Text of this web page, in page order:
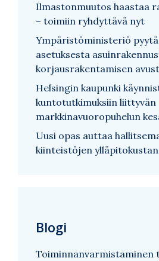
Ilmastonmuutos haastaa
– toimiin ryhdyttävä nyt
Ympäristöministeriö
asetuksesta
korjausrakentamisen
Helsingin kaupunki
kuntotutkimuksiin liittyvän
markkinavuoropuhelun
Uusi opas auttaa
kiinteistöjen
Blogi
Toiminnanvarmistaminen